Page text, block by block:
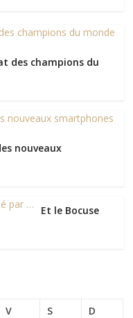
des champions du
nouveaux
Et le Bocuse
V S
D